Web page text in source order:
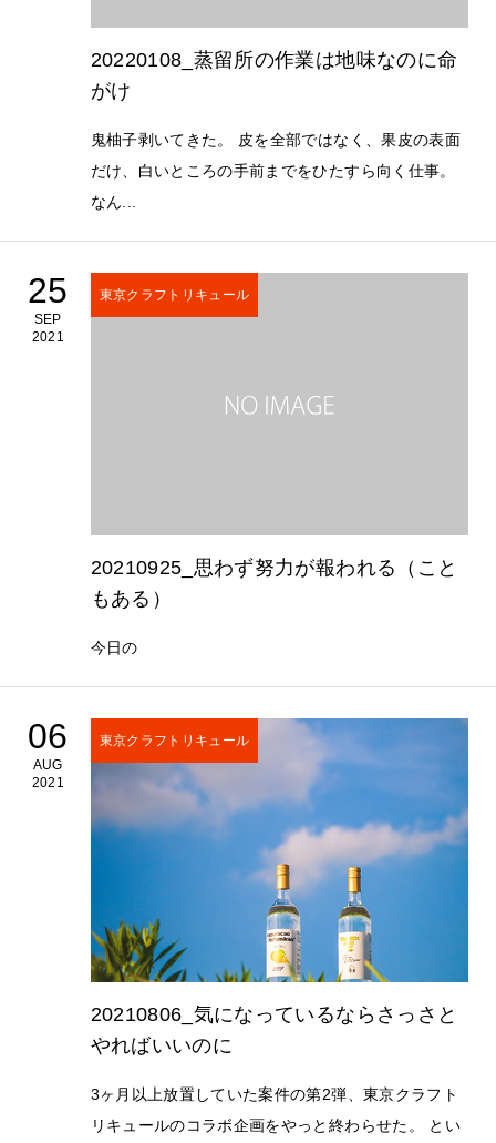
20220108_蒸留所の作業は地味なのに命
がけ
鬼柚子剥いてきた。 皮を全部ではなく、果皮の表面
だけ、白いところの手前までをひたすら向く仕事。
なん...
25
SEP
2021
東京クラフトリキュール
20210925_思わず努力が報われる（こと
もある）
今日の
06
AUG
2021
東京クラフトリキュール
20210806_気になっているならさっさと
やればいいのに
3ヶ月以上放置していた案件の第2弾、東京クラフト
リキュールのコラボ企画をやっと終わらせた。 とい